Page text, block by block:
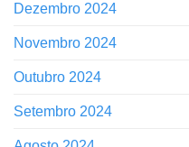
Dezembro 2024
Novembro 2024
Outubro 2024
Setembro 2024